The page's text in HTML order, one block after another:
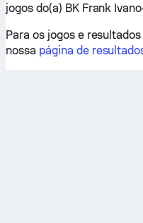
jogos do(a) BK Frank
Para os jogos e
nossa página de